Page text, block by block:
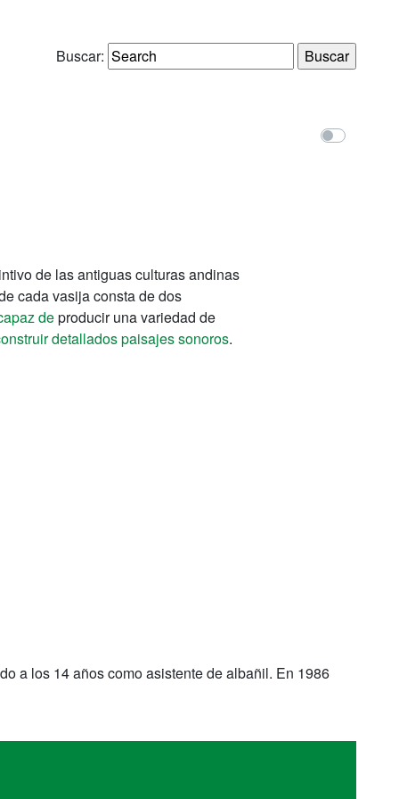
Buscar:
de las antiguas culturas andinas
cada vasija consta de dos
deproducir una variedad de
detallados paisajes sonoros.
a los 14 años como asistente de albañil. En 1986